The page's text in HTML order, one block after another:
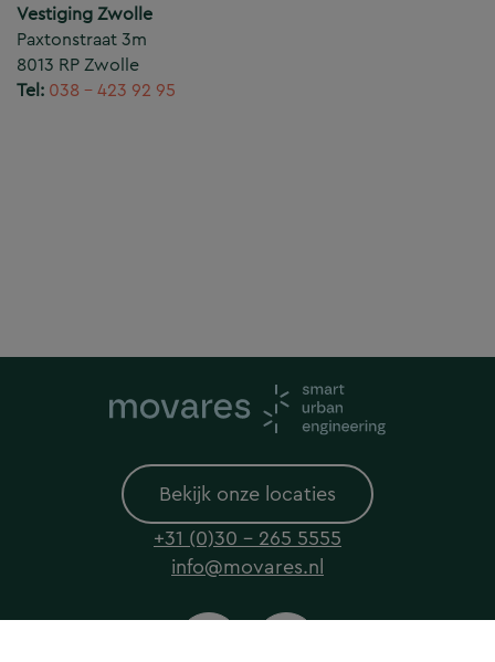
Vestiging Zwolle
Paxtonstraat 3m
8013 RP Zwolle
Tel: 038 – 423 92 95
Bekijk onze locaties
+31 (0)30 - 265 5555
info@movares.nl